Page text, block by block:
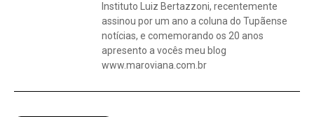
Instituto Luiz Bertazzoni, recentemente
assinou por um ano a coluna do Tupãense
notícias, e comemorando os 20 anos
apresento a vocês meu blog
www.maroviana.com.br